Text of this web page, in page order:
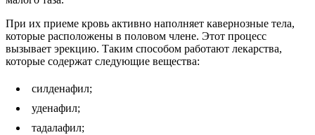
При их приеме кровь активно наполняет кавернозные тела,
которые расположены в половом члене. Этот процесс
вызывает эрекцию. Таким способом работают лекарства,
которые содержат следующие вещества:
силденафил;
уденафил;
тадалафил;